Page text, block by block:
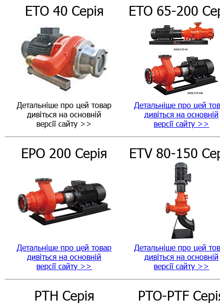
ETO 40 Серія
Детальніше про цей товар
дивіться на основній
версії сайту >>
ETO 65-200
Детальніше про цей
дивіться на основній
версії сайту >>
EPO 200 Серія
Детальніше про цей товар
дивіться на основній
версії сайту >>
ETV 80-150
Детальніше про цей
дивіться на основній
версії сайту >>
PTH Серія PTO-PTF